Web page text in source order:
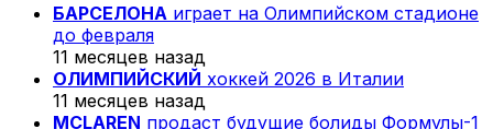
БАРСЕЛОНА играет на Олимпийском стадионе
до февраля
11 месяцев назад
ОЛИМПИЙСКИЙ хоккей 2026 в Италии
11 месяцев назад
MCLAREN продаст будущие болиды Формулы-1